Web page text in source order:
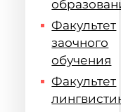
Факультет
заочного
обучения
Факультет